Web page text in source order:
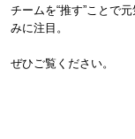
チームを“推す”ことで
みに注目。
ぜひご覧ください。